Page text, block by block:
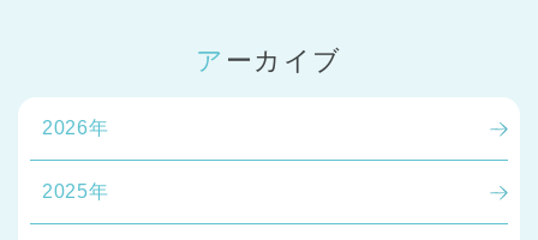
アーカイブ
2026年
2025年